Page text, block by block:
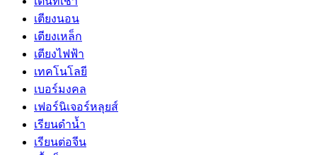
เตียงนอน
เตียงเหล็ก
เตียงไฟฟ้า
เทคโนโลยี
เบอร์มงคล
เฟอร์นิเจอร์หลุยส์
เรียนดำน้ำ
เรียนต่อจีน